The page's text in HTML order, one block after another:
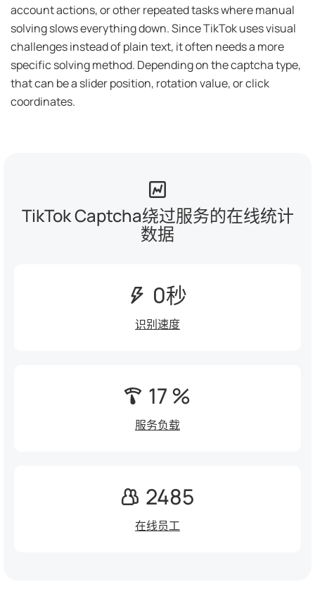
account actions, or other repeated tasks where manual
solving slows everything down. Since TikTok uses visual
challenges instead of plain text, it often needs a more
specific solving method. Depending on the captcha type,
that can be a slider position, rotation value, or click
coordinates.
TikTok Captcha绕过服务的在线统计
数据
0秒
识别速度
17 %
服务负载
2485
在线员工